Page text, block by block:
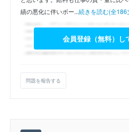
績の悪化に伴いボー...続きを読む(全186
会員登録（無料）し
問題を報告する